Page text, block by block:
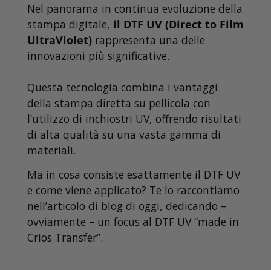
Nel panorama in continua evoluzione della
stampa digitale, il DTF UV (Direct to Film
UltraViolet)rappresenta una delle
innovazioni più significative.
Questa tecnologia combina i vantaggi
della stampa diretta su pellicola con
l’utilizzo di inchiostri UV, offrendo risultati
di alta qualità su una vasta gamma di
materiali.
Ma in cosa consiste esattamente il DTF UV
e come viene applicato? Te lo raccontiamo
nell’articolo di blog di oggi, dedicando –
ovviamente – un focus al DTF UV “made in
Crios Transfer”.